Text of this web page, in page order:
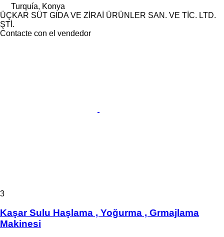
Turquía, Konya
ÜÇKAR SÜT GIDA VE ZİRAİ ÜRÜNLER SAN. VE TİC. LTD.
ŞTİ.
Contacte con el vendedor
3
Kaşar Sulu Haşlama , Yoğurma , Grmajlama
Makinesi